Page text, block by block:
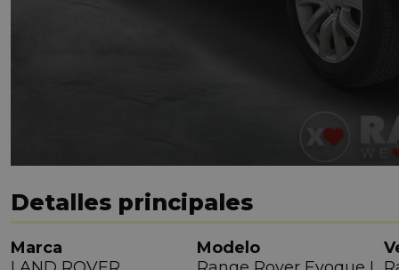
Detalles principales
Marca
Modelo